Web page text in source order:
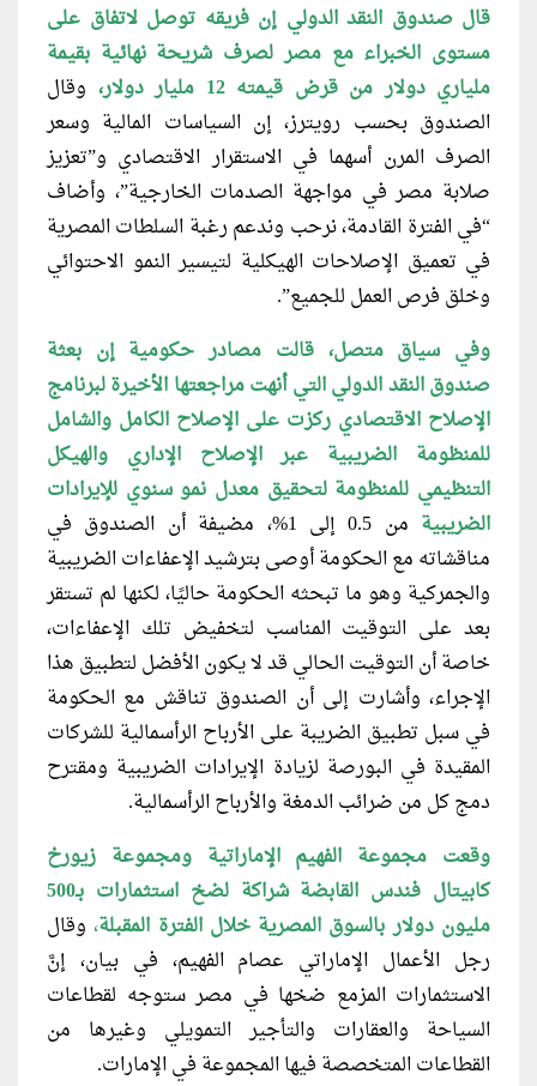
قال صندوق النقد الدولي إن فريقه توصل لاتفاق على
مستوى الخبراء مع مصر لصرف شريحة نهائية بقيمة
ملياري دولار من قرض قيمته 12 مليار دولار،
وقال
الصندوق بحسب رويترز، إن السياسات المالية وسعر
الصرف المرن أسهما في الاستقرار الاقتصادي و”تعزيز
صلابة مصر في مواجهة الصدمات الخارجية”، وأضاف
“في الفترة القادمة، نرحب وندعم رغبة السلطات المصرية
في تعميق الإصلاحات الهيكلية لتيسير النمو الاحتوائي
وخلق فرص العمل للجميع”.
وفي سياق متصل، قالت مصادر حكومية إن بعثة
صندوق النقد الدولي التي أنهت مراجعتها الأخيرة لبرنامج
الإصلاح الاقتصادي ركزت على الإصلاح الكامل والشامل
للمنظومة الضريبية عبر الإصلاح الإداري والهيكل
التنظيمي للمنظومة لتحقيق معدل نمو سنوي للإيرادات
الضريبية
من 0.5 إلى 1%، مضيفة أن الصندوق في
مناقشاته مع الحكومة أوصى بترشيد الإعفاءات الضريبية
والجمركية وهو ما تبحثه الحكومة حاليًا، لكنها لم تستقر
بعد على التوقيت المناسب لتخفيض تلك الإعفاءات،
خاصة أن التوقيت الحالي قد لا يكون الأفضل لتطبيق هذا
الإجراء، وأشارت إلى أن الصندوق تناقش مع الحكومة
في سبل تطبيق الضريبة على الأرباح الرأسمالية للشركات
المقيدة في البورصة لزيادة الإيرادات الضريبية ومقترح
دمج كل من ضرائب الدمغة والأرباح الرأسمالية.
وقعت مجموعة الفهيم اﻹماراتية ومجموعة زيورخ
كابيتال فندس القابضة شراكة لضخ استثمارات بـ500
مليون دولار بالسوق المصرية خلال الفترة المقبلة،وقال
رجل اﻷعمال اﻹماراتي عصام الفهيم، في بيان، إنَّ
الاستثمارات المزمع ضخها في مصر ستوجه لقطاعات
السياحة والعقارات والتأجير التمويلي وغيرها من
القطاعات المتخصصة فيها المجموعة في اﻹمارات.